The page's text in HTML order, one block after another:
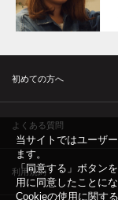
初めての方へ
よくある質問
利用規約
当サイトではユーザ
ます。
「同意する」ボタン
用に同意したことにな
Cookieの使用に関す